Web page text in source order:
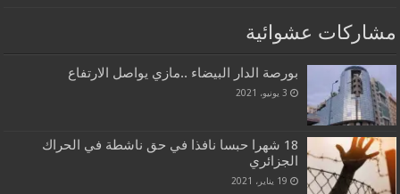
مشاركات عشوائية
بورصة الدار البيضاء ..مازي يواصل الارتفاع
3 يونيو، 2021
18 شهرا حبسا نافذا في حق ناشطة في الحراك
الجزائري
19 يناير، 2021